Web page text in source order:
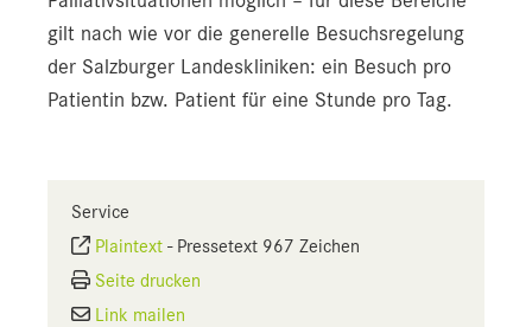
gilt nach wie vor die generelle Besuchsregelung
der Salzburger Landeskliniken: ein Besuch pro
Patientin bzw. Patient für eine Stunde pro Tag.
Service
Plaintext - Pressetext 967 Zeichen
Seite drucken
Link mailen